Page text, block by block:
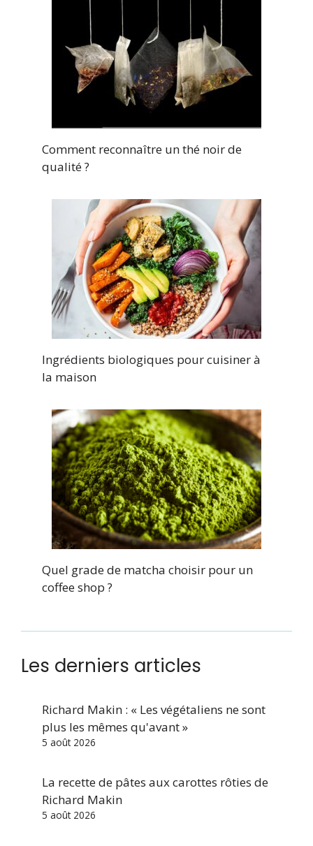
Comment reconnaître un thé noir de
qualité ?
Ingrédients biologiques pour cuisiner à
la maison
Quel grade de matcha choisir pour un
coffee shop ?
Les derniers articles
Richard Makin : « Les végétaliens ne sont
plus les mêmes qu'avant »
5 août 2026
La recette de pâtes aux carottes rôties de
Richard Makin
5 août 2026